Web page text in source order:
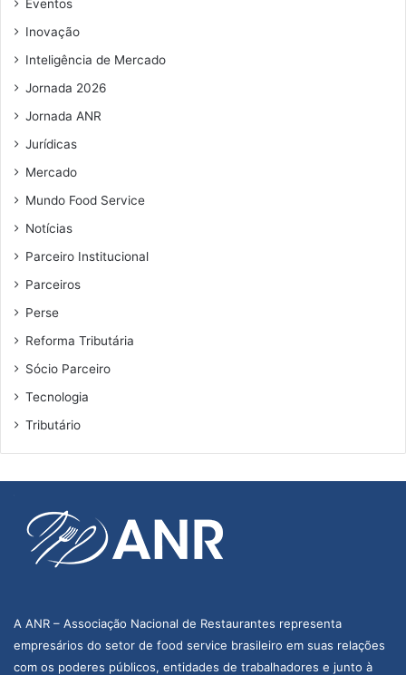
a
i
Eventos
Inovação
Inteligência de Mercado
Jornada 2026
Jornada ANR
Jurídicas
Mercado
Mundo Food Service
Notícias
Parceiro Institucional
Parceiros
Perse
Reforma Tributária
Sócio Parceiro
Tecnologia
Tributário
A ANR – Associação Nacional de Restaurantes representa
empresários do setor de food service brasileiro em suas relações
com os poderes públicos, entidades de trabalhadores e junto à